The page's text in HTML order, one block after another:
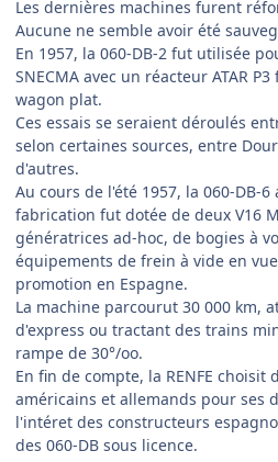
Les dernières machines furent
Aucune ne semble avoir été
En 1957, la 060-DB-2 fut utilisée
SNECMA avec un réacteur ATAR
wagon plat.
Ces essais se seraient déroulés
selon certaines sources, entre
d'autres.
Au cours de l'été 1957, la 060-DB-
fabrication fut dotée de deux V16
génératrices ad-hoc, de bogies à
équipements de frein à vide en
promotion en Espagne.
La machine parcourut 30 000 km,
d'express ou tractant des trains
rampe de 30°/oo.
En fin de compte, la RENFE choisit
américains et allemands pour ses
l'intéret des constructeurs
des 060-DB sous licence.